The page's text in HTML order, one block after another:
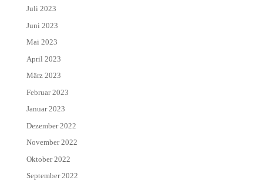
Juli 2023
Juni 2023
Mai 2023
April 2023
März 2023
Februar 2023
Januar 2023
Dezember 2022
November 2022
Oktober 2022
September 2022